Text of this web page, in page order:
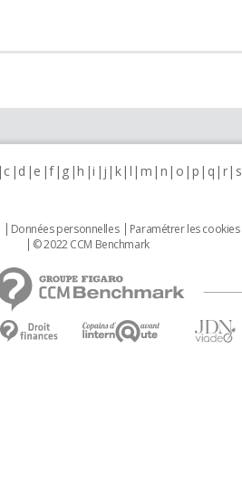
c d e f g h i j k l m n o p q r s
Données personnelles Paramétrer les cookies
© 2022 CCM Benchmark